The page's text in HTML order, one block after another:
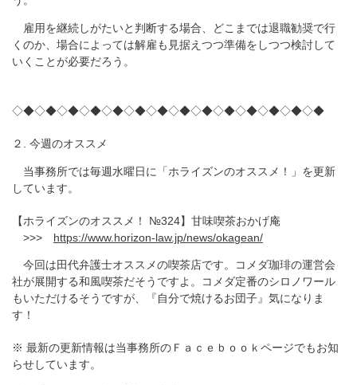
雇用を継続しがたいと判断する場合、どこまでは退職勧奨で行
くのか、場合によっては解雇も見据えつつ準備をしつつ検討して
いくことが必要だろう。
◇◆◇◆◇◆◇◆◇◆◇◆◇◆◇◆◇◆◇◆◇◆◇◆◇◆◇◆
２. 今週のオススメ
当事務所では毎週水曜日に「ホライズンのオススメ！」を更新
しています。
【ホライズンのオススメ！ №324】甘味喫茶おかげ庵
>>> https://www.horizon-law.jp/news/okagean/
今回は田代弁護士オススメの喫茶店です。コメダ珈琲の運営会
社が展開する和風喫茶だそうですよ。コメダ定番のシロノワール
もいただけるそうですが、『自分で焼けるお団子』気になりま
す！
※ 最新の更新情報は当事務所のＦａｃｅｂｏｏｋページでもお知
らせしています。